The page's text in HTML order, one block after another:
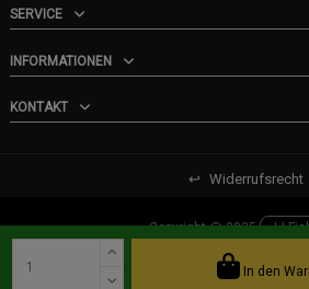
In den
SERVICE
INFORMATIONEN
KONTAKT
↩ Widerrufsrecht
Copyright @ 2025 JJ-